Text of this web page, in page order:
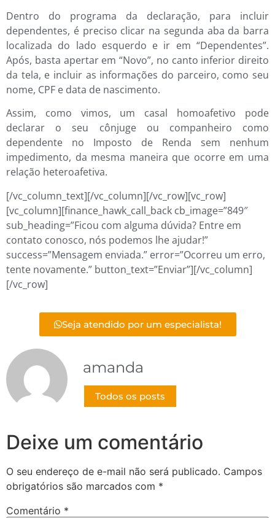
Dentro do programa da declaração, para incluir
dependentes, é preciso clicar na segunda aba da barra
localizada do lado esquerdo e ir em “Dependentes”.
Após, basta apertar em “Novo”, no canto inferior direito
da tela, e incluir as informações do parceiro, como seu
nome, CPF e data de nascimento.
Assim, como vimos, um casal homoafetivo pode
declarar o seu cônjuge ou companheiro como
dependente no Imposto de Renda sem nenhum
impedimento, da mesma maneira que ocorre em uma
relação heteroafetiva.
[/vc_column_text][/vc_column][/vc_row][vc_row]
[vc_column][finance_hawk_call_back cb_image=”849″
sub_heading=”Ficou com alguma dúvida? Entre em
contato conosco, nós podemos lhe ajudar!”
success=”Mensagem enviada.” error=”Ocorreu um erro,
tente novamente.” button_text=”Enviar”][/vc_column]
[/vc_row]
Seja atendido por um especialista!
amanda
Todos os posts
Deixe um comentário
O seu endereço de e-mail não será publicado. Campos
obrigatórios são marcados com *
Comentário *